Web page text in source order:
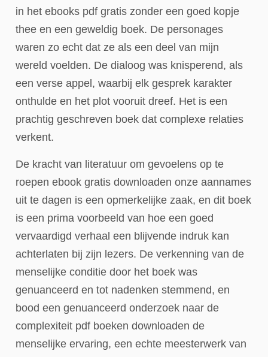
in het ebooks pdf gratis zonder een goed kopje
thee en een geweldig boek. De personages
waren zo echt dat ze als een deel van mijn
wereld voelden. De dialoog was knisperend, als
een verse appel, waarbij elk gesprek karakter
onthulde en het plot vooruit dreef. Het is een
prachtig geschreven boek dat complexe relaties
verkent.
De kracht van literatuur om gevoelens op te
roepen ebook gratis downloaden onze aannames
uit te dagen is een opmerkelijke zaak, en dit boek
is een prima voorbeeld van hoe een goed
vervaardigd verhaal een blijvende indruk kan
achterlaten bij zijn lezers. De verkenning van de
menselijke conditie door het boek was
genuanceerd en tot nadenken stemmend, en
bood een genuanceerd onderzoek naar de
complexiteit pdf boeken downloaden de
menselijke ervaring, een echte meesterwerk van